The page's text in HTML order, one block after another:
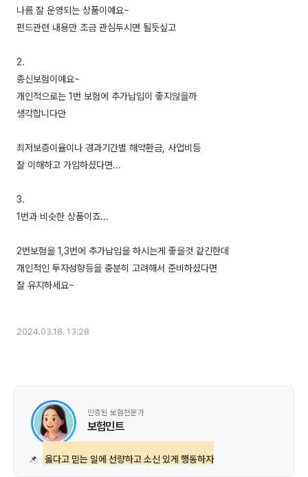
나름 잘 운영되는 상품이예요~
펀드관련 내용만 조금 관심두시면 될듯싶고
2.
종신보험이예요~
개인적으로는 1번 보험에 추가납입이 좋지않을까
생각합니다만
최저보증이율이나 경과기간별 해약환금, 사업비등
잘 이해하고 가입하셨다면...
3.
1번과 비슷한 상품이죠...
2번보험을 1,3번에 추가납입을 하시는게 좋을것 같긴한데
개인적인 투자성향등을 충분히 고려해서 준비하셨다면
잘 유지하세요~
2024.03.18. 13:28
인증된 보험전문가
보험민트
📌 옳다고 믿는 일에 선량하고 소신 있게 행동하자